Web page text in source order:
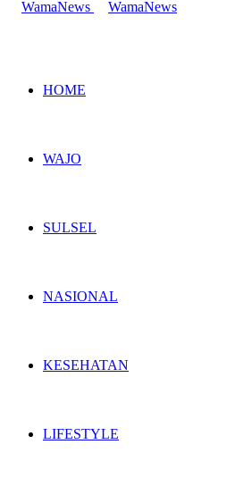
HOME
WAJO
SULSEL
NASIONAL
KESEHATAN
LIFESTYLE